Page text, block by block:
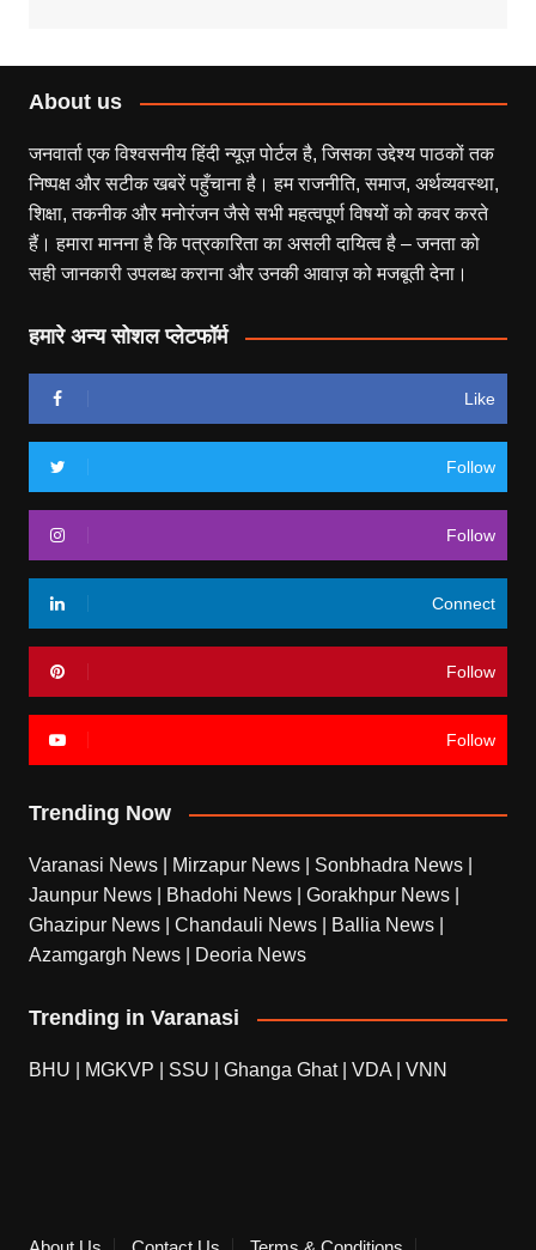
About us
जनवार्ता एक विश्वसनीय हिंदी न्यूज़ पोर्टल है, जिसका उद्देश्य पाठकों तक
निष्पक्ष और सटीक खबरें पहुँचाना है। हम राजनीति, समाज, अर्थव्यवस्था,
शिक्षा, तकनीक और मनोरंजन जैसे सभी महत्वपूर्ण विषयों को कवर करते
हैं। हमारा मानना है कि पत्रकारिता का असली दायित्व है – जनता को
सही जानकारी उपलब्ध कराना और उनकी आवाज़ को मजबूती देना।
हमारे अन्य सोशल प्लेटफॉर्म
Like
Follow
Follow
Connect
Follow
Follow
Trending Now
Varanasi News Mirzapur News Sonbhadra News
Jaunpur News
Bhadohi News Gorakhpur News
Ghazipur News
Chandauli News Ballia News
Azamgargh News
Deoria News
Trending in Varanasi
BHU MGKVP SSU Ghanga Ghat| VDA VNN